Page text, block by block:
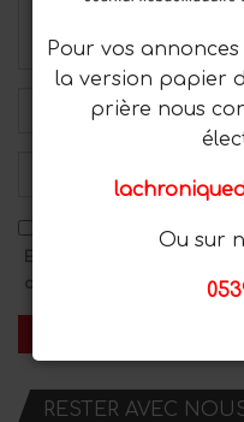
Enregistrez mon nom,
dans ce navigateur pour
RESTER AVEC
Pour vos
la version papier
prière nous
Ou sur